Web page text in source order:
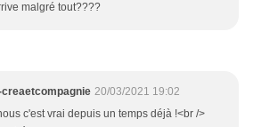
malgré tout????
20/03/2021 19:02
c'est vrai depuis un temps déjà !<br />